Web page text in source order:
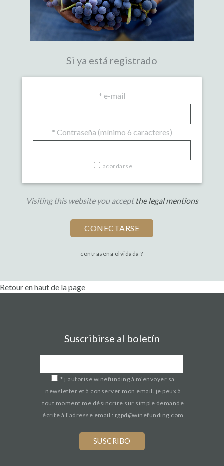
Si ya está registrado
* e-mail
* Contraseña (mínimo 6 caracteres)
acordarse
Visiting this website you accept the legal mentions
contraseña olvidada ?
Retour en haut de la page
Suscribirse al boletín
* j’autorise winefunding à m'envoyer sa
newsletter et à conserver mon email. je peux à
tout moment me désincrire sur simple demande
écrite à l'adresse email : rgpd@winefunding.com